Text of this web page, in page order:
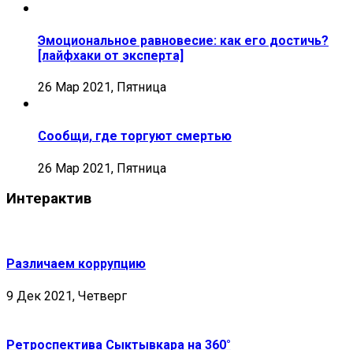
Эмоциональное равновесие: как его достичь?
[лайфхаки от эксперта]
26 Мар 2021, Пятница
Сообщи, где торгуют смертью
26 Мар 2021, Пятница
Интерактив
Различаем коррупцию
9 Дек 2021, Четверг
Ретроспектива Сыктывкара на 360°